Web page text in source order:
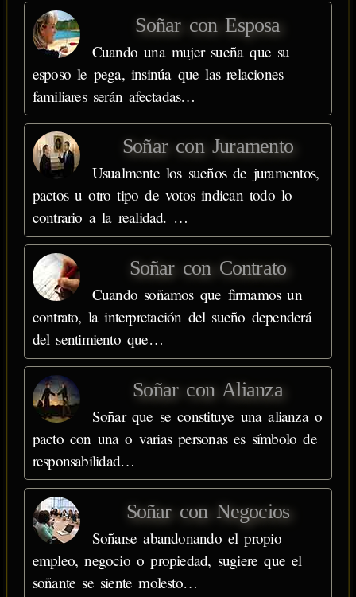
Soñar con Esposa
Cuando una mujer sueña que su
esposo le pega, insinúa que las relaciones
familiares serán afectadas…
Soñar con Juramento
Usualmente los sueños de juramentos,
pactos u otro tipo de votos indican todo lo
contrario a la realidad. …
Soñar con Contrato
Cuando soñamos que firmamos un
contrato, la interpretación del sueño dependerá
del sentimiento que…
Soñar con Alianza
Soñar que se constituye una alianza o
pacto con una o varias personas es símbolo de
responsabilidad…
Soñar con Negocios
Soñarse abandonando el propio
empleo, negocio o propiedad, sugiere que el
soñante se siente molesto…